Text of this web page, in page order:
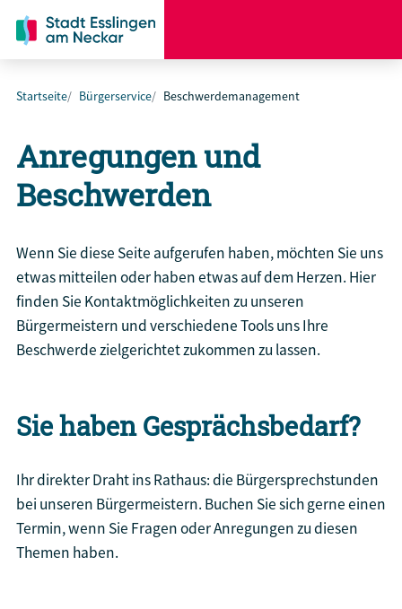
Startseite Bürgerservice Beschwerdemanagement
Anregungen und
Beschwerden
Wenn Sie diese Seite aufgerufen haben, möchten Sie uns
etwas mitteilen oder haben etwas auf dem Herzen. Hier
finden Sie Kontaktmöglichkeiten zu unseren
Bürgermeistern und verschiedene Tools uns Ihre
Beschwerde zielgerichtet zukommen zu lassen.
Sie haben Gesprächsbedarf?
Ihr direkter Draht ins Rathaus: die Bürgersprechstunden
bei unseren Bürgermeistern. Buchen Sie sich gerne einen
Termin, wenn Sie Fragen oder Anregungen zu diesen
Themen haben.